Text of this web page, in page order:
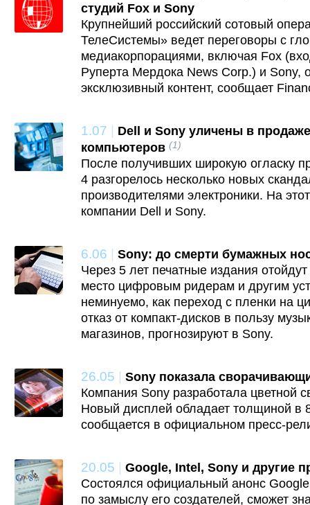
студий Fox и Sony
Крупнейший российский сотовый
ТелеСистемы» ведет переговоры с
медиакорпорациями, включая Fox
Руперта Мердока News Corp.) и Sony,
эксклюзивный контент, сообщает
1.07 | Dell и Sony уличены в
компьютеров (1)
После получивших широкую огласку
4 разгорелось несколько новых
производителями электроники. На
компании Dell и Sony.
6.06 | Sony: до смерти бумажных
Через 5 лет печатные издания
место цифровым ридерам и другим
неминуемо, как переход с пленки на
отказ от компакт-дисков в пользу
магазинов, прогнозируют в Sony.
26.05 | Sony показала
Компания Sony разработала цветной
Новый дисплей обладает толщиной в
сообщается в официальном пресс-
20.05 | Google, Intel, Sony и другие
Состоялся официальный анонс
по замыслу его создателей, сможет